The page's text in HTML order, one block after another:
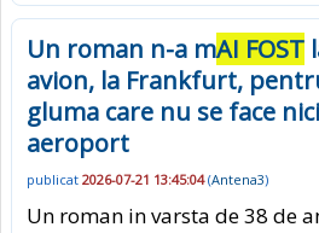
Un roman n-a mAI FOST
avion, la Frankfurt,
gluma care nu se face
aeroport
publicat 2026-07-21 13:45:04(Antena3)
Un roman in varsta de 38 de